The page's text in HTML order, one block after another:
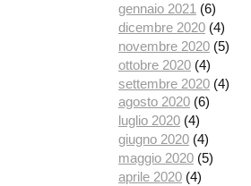
gennaio 2021 (6)
dicembre 2020 (4)
novembre 2020 (5)
ottobre 2020 (4)
settembre 2020 (4)
agosto 2020 (6)
luglio 2020 (4)
giugno 2020 (4)
maggio 2020 (5)
aprile 2020 (4)